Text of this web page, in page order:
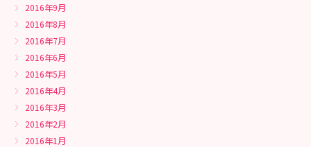
2016年9月
2016年8月
2016年7月
2016年6月
2016年5月
2016年4月
2016年3月
2016年2月
2016年1月